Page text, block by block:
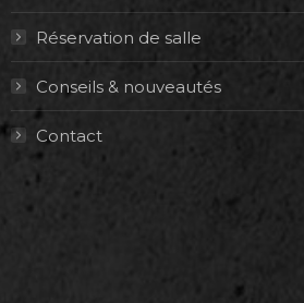
Réservation de salle
Conseils & nouveautés
Contact